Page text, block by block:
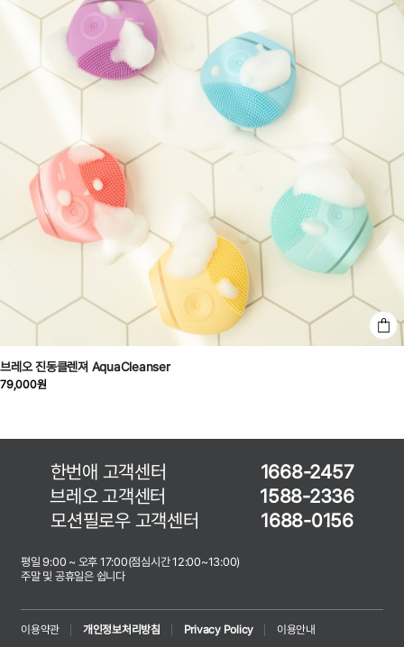
브레오 진동클렌져 AquaCleanser
79,000원
한번애 고객센터
1668-2457
브레오 고객센터
1588-2336
모션필로우 고객센터
1688-0156
평일 9:00 ~ 오후 17:00(점심시간 12:00~13:00)
주말 및 공휴일은 쉽니다
이용약관 개인정보처리방침 Privacy Policy 이용안내